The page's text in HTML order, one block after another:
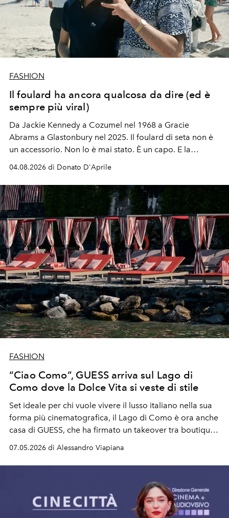
FASHION
Il foulard ha ancora qualcosa da dire (ed è
sempre più viral)
Da Jackie Kennedy a Cozumel nel 1968 a Gracie
Abrams a Glastonbury nel 2025. Il foulard di seta non è
un accessorio. Non lo è mai stato. È un capo. E la
primavera estate 2026 lo ha finalmente capito.
04.08.2026 di Donato D'Aprile
FASHION
“Ciao Como”, GUESS arriva sul Lago di
Como dove la Dolce Vita si veste di stile
Set ideale per chi vuole vivere il lusso italiano nella sua
forma più cinematografica, il Lago di Como è ora anche
casa di GUESS, che ha firmato un takeover tra boutique,
hotel, barche e profumi. Con una delle operazioni di
stile più riuscite della stagione.
07.05.2026 di Alessandro Viapiana